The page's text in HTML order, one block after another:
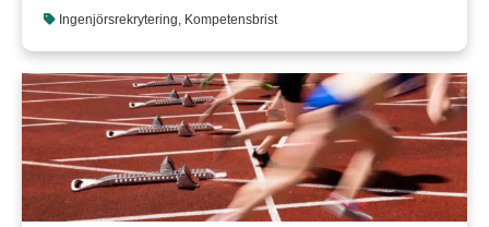
Ingenjörsrekrytering, Kompetensbrist